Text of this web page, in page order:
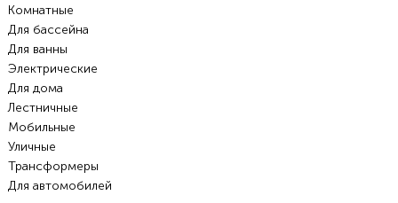
Комнатные
Для бассейна
Для ванны
Электрические
Для дома
Лестничные
Мобильные
Уличные
Трансформеры
Для автомобилей